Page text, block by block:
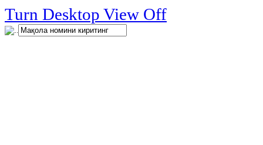
Turn Desktop View Off
.